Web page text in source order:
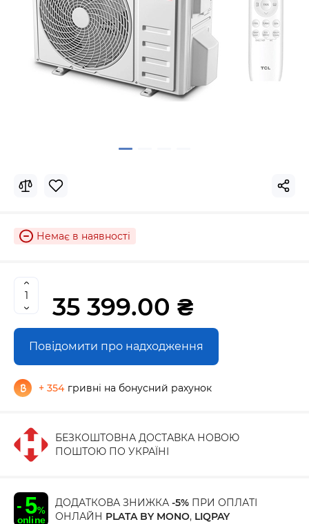
Немає в наявності
35 399.00 ₴
Повідомити про надходження
+ 354 гривні на бонусний рахунок
БЕЗКОШТОВНА ДОСТАВКА НОВОЮ
ПОШТОЮ ПО УКРАЇНІ
ДОДАТКОВА ЗНИЖКА -5% ПРИ ОПЛАТІ
ОНЛАЙН PLATA BY MONO, LIQPAY